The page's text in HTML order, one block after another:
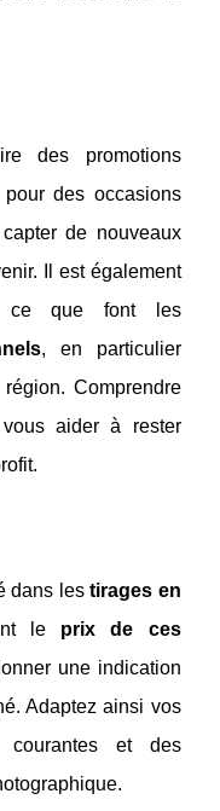
des promotions
des occasions
de nouveaux
Il est également
que font les
, en particulier
Comprendre
aider à rester
dans lestirages en
le prix de ces
une indication
Adaptez ainsi vos
et des